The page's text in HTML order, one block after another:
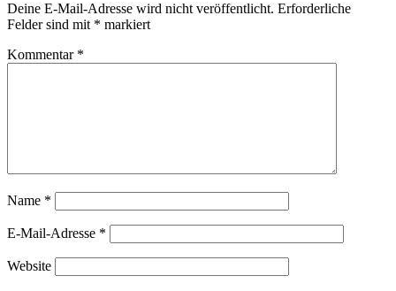
Deine E-Mail-Adresse wird nicht veröffentlicht. Erforderliche
Felder sind mit * markiert
Kommentar *
Name *
E-Mail-Adresse *
Website